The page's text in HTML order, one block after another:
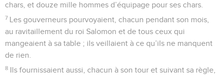
chars, et douze mille hommes d’équipage pour ses chars.
7 Les gouverneurs pourvoyaient, chacun pendant son mois,
au ravitaillement du roi Salomon et de tous ceux qui
mangeaient à sa table ; ils veillaient à ce qu’ils ne manquent
de rien.
8 Ils fournissaient aussi, chacun à son tour et suivant sa règle,